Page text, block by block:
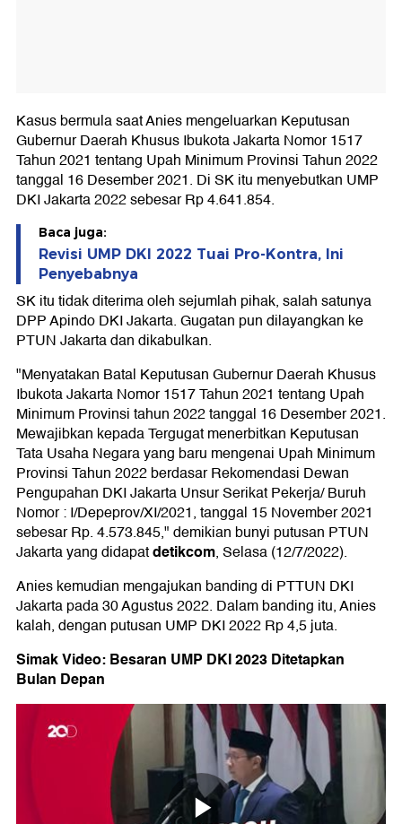
Kasus bermula saat Anies mengeluarkan Keputusan
Gubernur Daerah Khusus Ibukota Jakarta Nomor 1517
Tahun 2021 tentang Upah Minimum Provinsi Tahun 2022
tanggal 16 Desember 2021. Di SK itu menyebutkan UMP
DKI Jakarta 2022 sebesar Rp 4.641.854.
Baca juga:
Revisi UMP DKI 2022 Tuai Pro-Kontra, Ini
Penyebabnya
SK itu tidak diterima oleh sejumlah pihak, salah satunya
DPP Apindo DKI Jakarta. Gugatan pun dilayangkan ke
PTUN Jakarta dan dikabulkan.
"Menyatakan Batal Keputusan Gubernur Daerah Khusus
Ibukota Jakarta Nomor 1517 Tahun 2021 tentang Upah
Minimum Provinsi tahun 2022 tanggal 16 Desember 2021.
Mewajibkan kepada Tergugat menerbitkan Keputusan
Tata Usaha Negara yang baru mengenai Upah Minimum
Provinsi Tahun 2022 berdasar Rekomendasi Dewan
Pengupahan DKI Jakarta Unsur Serikat Pekerja/ Buruh
Nomor : I/Depeprov/XI/2021, tanggal 15 November 2021
sebesar Rp. 4.573.845," demikian bunyi putusan PTUN
Jakarta yang didapatdetikcom, Selasa (12/7/2022).
Anies kemudian mengajukan banding di PTTUN DKI
Jakarta pada 30 Agustus 2022. Dalam banding itu, Anies
kalah, dengan putusan UMP DKI 2022 Rp 4,5 juta.
Simak Video: Besaran UMP DKI 2023 Ditetapkan
Bulan Depan